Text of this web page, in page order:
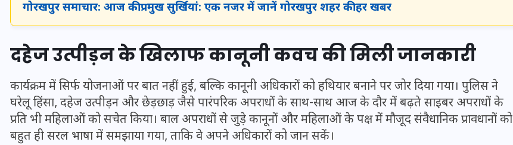
गोरखपुर समाचार: आज की प्रमुख सुर्खियां: एक नजर में जानें गोरखपुर शहर की हर खबर
दहेज उत्पीड़न के खिलाफ कानूनी कवच की मिली जानकारी
कार्यक्रम में सिर्फ योजनाओं पर बात नहीं हुई, बल्कि कानूनी अधिकारों को हथियार बनाने पर जोर दिया गया। पुलिस ने
घरेलू हिंसा, दहेज उत्पीड़न और छेड़छाड़ जैसे पारंपरिक अपराधों के साथ-साथ आज के दौर में बढ़ते साइबर अपराधों के
प्रति भी महिलाओं को सचेत किया। बाल अपराधों से जुड़े कानूनों और महिलाओं के पक्ष में मौजूद संवैधानिक प्रावधानों को
बहुत ही सरल भाषा में समझाया गया, ताकि वे अपने अधिकारों को जान सकें।
30 दिसम्बर 2025 30 दिसम्बर 2025